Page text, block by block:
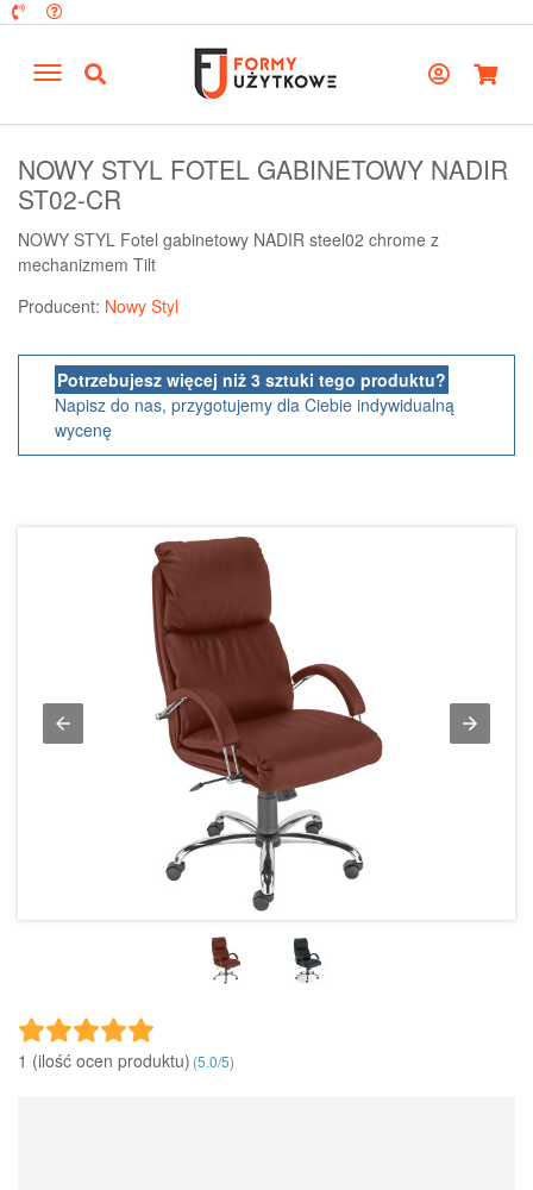
NOWY STYL FOTEL GABINETOWY NADIR
ST02-CR
NOWY STYL Fotel gabinetowy NADIR steel02 chrome z
mechanizmem Tilt
Producent: Nowy Styl
Potrzebujesz więcej niż 3 sztuki tego produktu?
Napisz do nas, przygotujemy dla Ciebie indywidualną
wycenę
1 (ilość ocen produktu)‎(5.0/5)